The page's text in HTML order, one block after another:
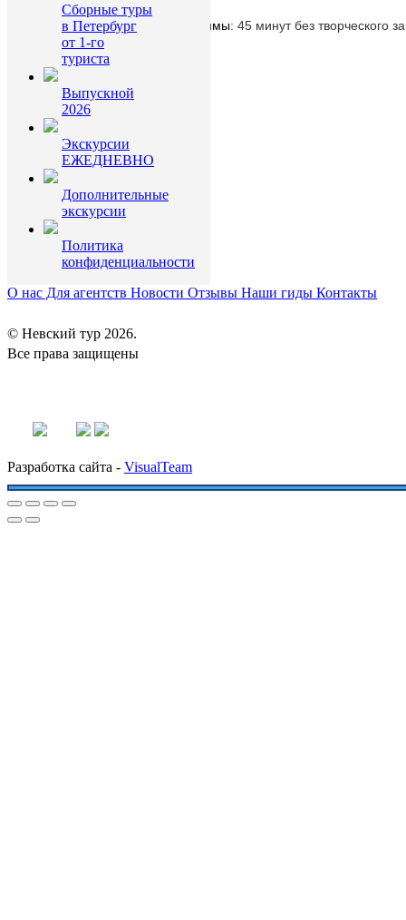
галерея
Подробнее:https://fabergemuseum.ru/?
Продолжительность программы: 45 минут без творческого
Подробнее:
utm_source=yandex&utm_medium=cpa&utm_campaign=spb-
Сборные туры
в Петербург
от 1-го
туриста
Выпускной
2026
Экскурсии
ЕЖЕДНЕВНО
Дополнительные
экскурсии
Политика
конфиденциальности
О нас Для агентств Новости Отзывы Наши гиды Контакты
© Невский тур 2026.
Все права защищены
Разработка сайта - VisualTeam